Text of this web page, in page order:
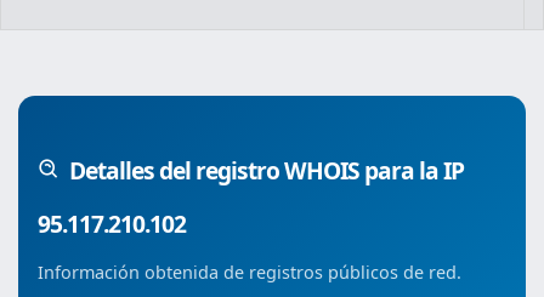
Detalles del registro WHOIS para la IP
95.117.210.102
Información obtenida de registros públicos de red.